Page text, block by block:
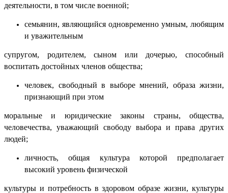
деятельности, в том числе военной;
семьянин, являющийся одновременно умным, любящим
и уважительным
супругом, родителем, сыном или дочерью, способный
воспитать достойных членов общества;
человек, свободный в выборе мнений, образа жизни,
признающий при этом
моральные и юридические законы страны, общества,
человечества, уважающий свободу выбора и права других
людей;
личность, общая культура которой предполагает
высокий уровень физической
культуры и потребность в здоровом образе жизни, культуры